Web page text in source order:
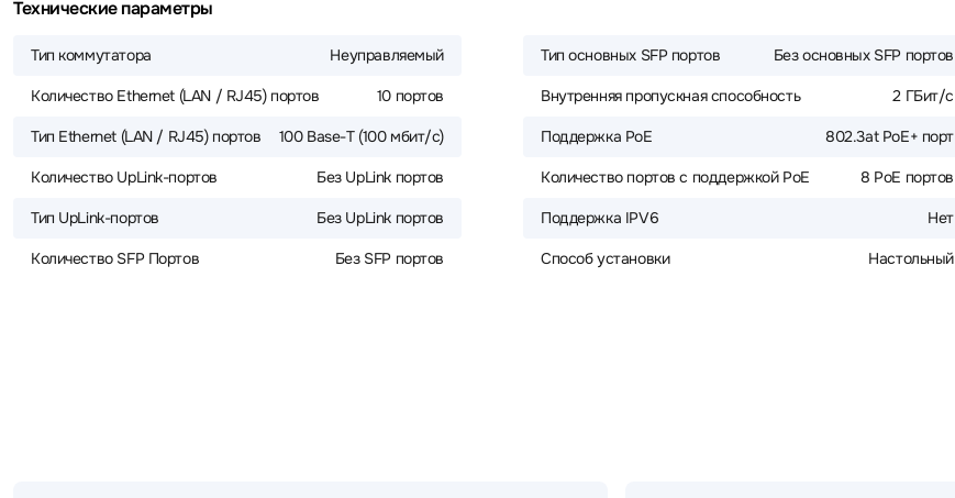
Технические параметры
Тип коммутатора Неуправляемый
Количество Ethernet (LAN / RJ45) портов 10 портов
Тип Ethernet (LAN / RJ45) портов 100 Base-T (100 мбит/с)
Количество UpLink-портов Без UpLink портов
Тип UpLink-портов Без UpLink портов
Количество SFP Портов Без SFP портов
Тип основных SFP портов Без основных SFP портов
Внутренняя пропускная способность 2 ГБит/с
Поддержка PoE 802.3at PoE+ порт
Количество портов с поддержкой PoE 8 PoE портов
Поддержка IPV6 Нет
Способ установки Настольный